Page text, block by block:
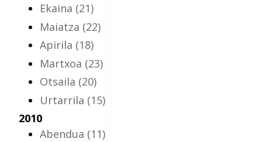
Ekaina (21)
Maiatza (22)
Apirila (18)
Martxoa (23)
Otsaila (20)
Urtarrila (15)
2010
Abendua (11)